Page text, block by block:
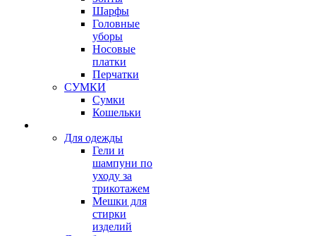
Шарфы
Головные
уборы
Носовые
платки
Перчатки
СУМКИ
Сумки
Кошельки
Для одежды
Гели и
шампуни по
уходу за
трикотажем
Мешки для
стирки
изделий